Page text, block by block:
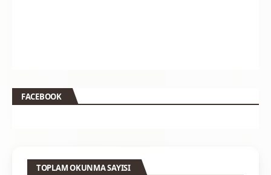
FACEBOOK
TOPLAM OKUNMA SAYISI